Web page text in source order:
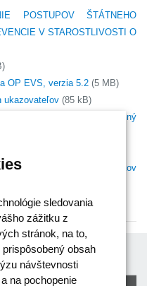
POSTUPOV ŠTÁTNEHO
V STAROSTLIVOSTI O
OP EVS, verzia 5.2 (5 MB)
ukazovateľov (85 kB)
o nenávratný finančný
a neoprávnených výdavkov
č. 5, verzia 7(297 kB)
sledovania
zážitku z
stránok, na to,
obsah
návštevnosti
na pochopenie